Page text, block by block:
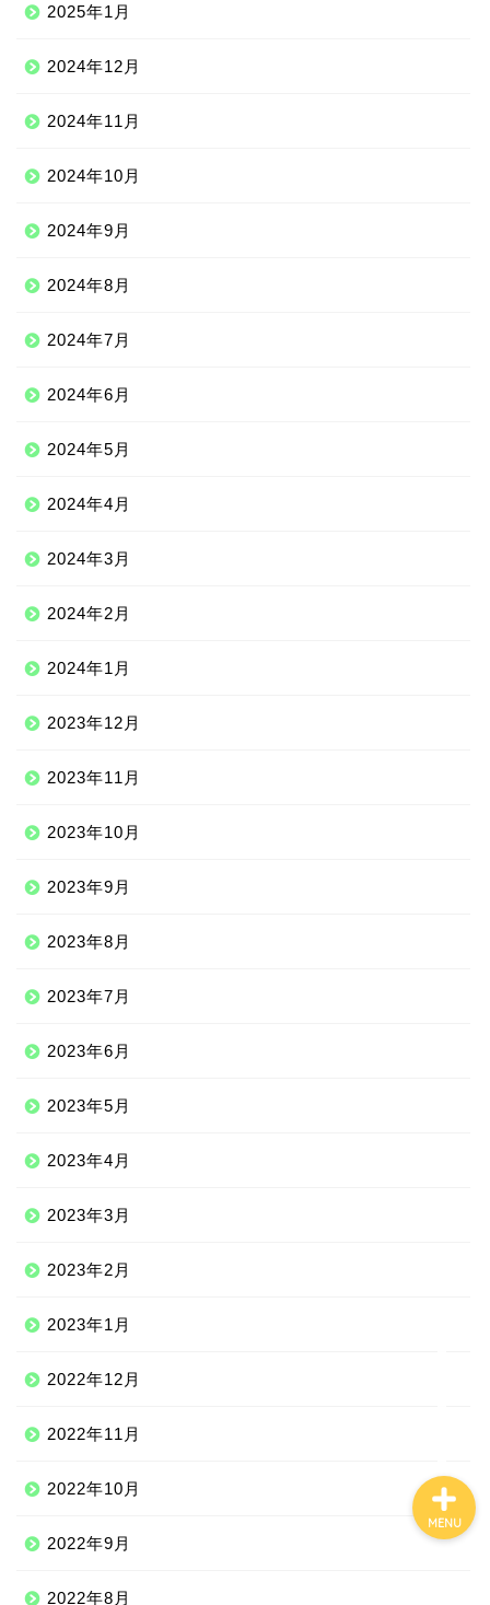
2025年1月
2024年12月
2024年11月
2024年10月
2024年9月
2024年8月
2024年7月
2024年6月
2024年5月
2024年4月
2024年3月
2024年2月
2024年1月
2023年12月
2023年11月
2023年10月
2023年9月
2023年8月
2023年7月
2023年6月
2023年5月
2023年4月
2023年3月
2023年2月
2023年1月
2022年12月
2022年11月
2022年10月
2022年9月
2022年8月
MENU